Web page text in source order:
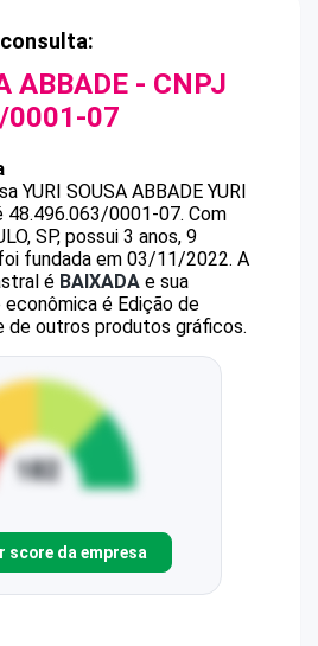
ABBADE - CNPJ
0001-07
YURI SOUSA ABBADE YURI
48.496.063/0001-07. Com
SP, possui 3 anos, 9
fundada em 03/11/2022. A
é BAIXADA e sua
é Edição de
de outros produtos gráficos.
score da empresa